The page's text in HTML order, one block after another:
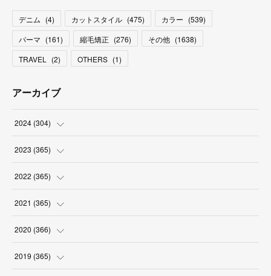
デニム (4) カットスタイル (475) カラー (539)
パーマ (161) 縮毛矯正 (276) その他 (1638)
TRAVEL
(2) OTHERS (1)
アーカイブ
2024 (304)
(3)
(31
(30
(31
2023 (365)
(31
(30
(31
(30
2022 (365)
(31
(30
(31
2021 (365)
(31
(30
2020 (366)
(31
2019 (365)